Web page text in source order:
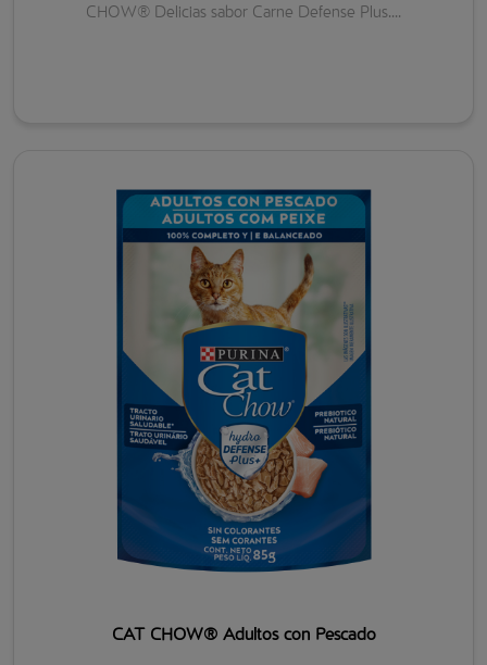
CHOW® Delicias sabor Carne Defense Plus....
CAT CHOW® Adultos con Pescado